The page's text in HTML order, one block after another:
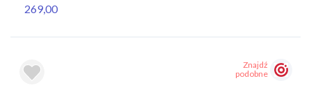
269,00
Znajdź
podobne